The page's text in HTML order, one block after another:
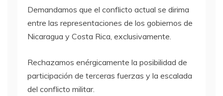
Demandamos que el conflicto actual se dirima
entre las representaciones de los gobiernos de
Nicaragua y Costa Rica, exclusivamente.
Rechazamos enérgicamente la posibilidad de
participación de terceras fuerzas y la escalada
del conflicto militar.